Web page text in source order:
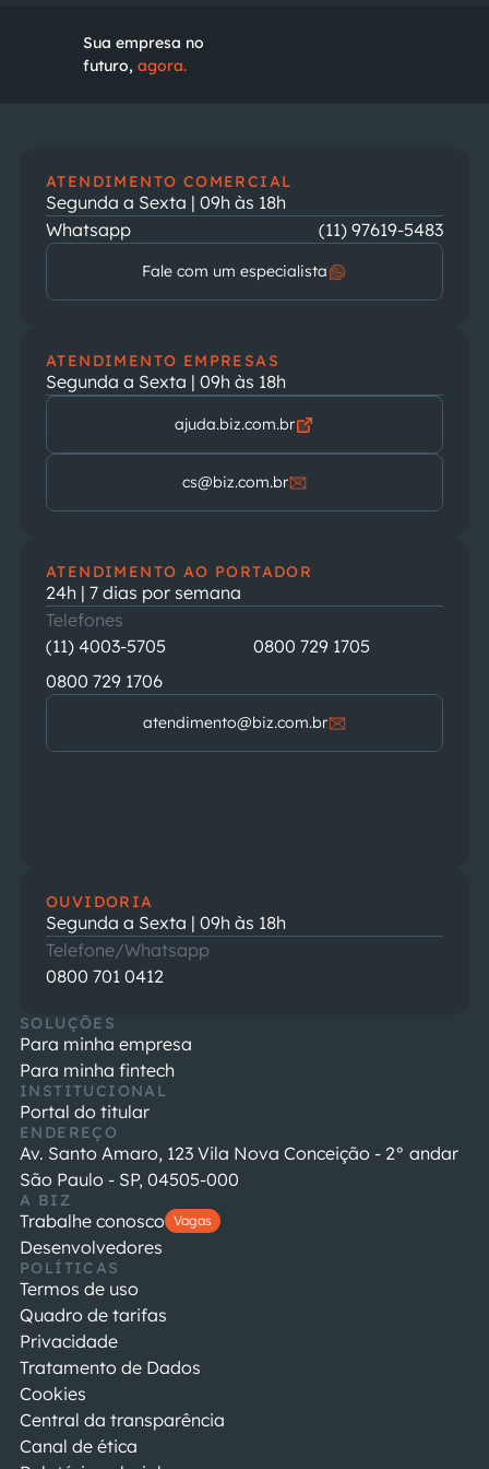
Sua empresa no
futuro, agora.
SOLUÇÕES
Para minha empresa
Para minha fintech
INSTITUCIONAL
Portal do titular
ENDEREÇO
Av. Santo Amaro, 123 Vila Nova Conceição - 2° andar
São Paulo - SP, 04505-000
A BIZ
Trabalhe conosco Vagas
Desenvolvedores
POLÍTICAS
Termos de uso
Quadro de tarifas
Privacidade
Tratamento de Dados
Cookies
Central da transparência
Canal de ética
ATENDIMENTO COMERCIAL
Segunda a Sexta | 09h às 18h
Whatsapp
(11) 97619-5483
Fale com um especialista
ATENDIMENTO EMPRESAS
Segunda a Sexta | 09h às 18h
ajuda.biz.com.br
cs@biz.com.br
ATENDIMENTO AO PORTADOR
24h | 7 dias por semana
Telefones
(11) 4003-5705
0800 729 1705
0800 729 1706
atendimento@biz.com.br
OUVIDORIA
Segunda a Sexta | 09h às 18h
Telefone/Whatsapp
0800 701 0412